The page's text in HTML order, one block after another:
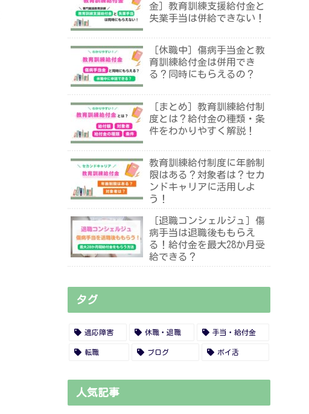
金］教育訓練支援給付金と
失業手当は併給できない！
［休職中］傷病手当金と教
育訓練給付金は併用でき
る？同時にもらえるの？
［まとめ］教育訓練給付制
度とは？給付金の種類・条
件をわかりやすく解説！
教育訓練給付制度に年齢制
限はある？対象者は？セカ
ンドキャリアに活用しよ
う！
［退職コンシェルジュ］傷
病手当は退職後ももらえ
る！給付金を最大28か月受
給できる？
タグ
適応障害 休職・退職 手当・給付金
転職 ブログ ポイ活
人気記事